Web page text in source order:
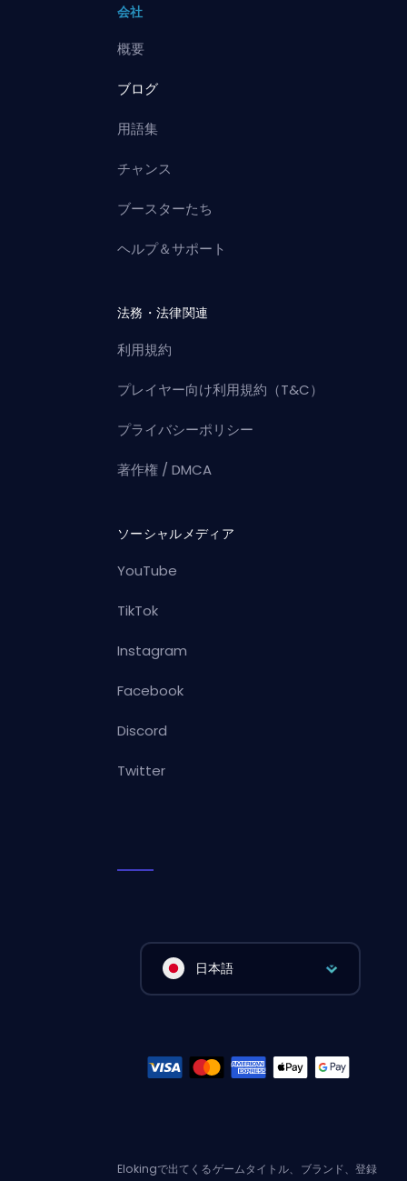
会社
概要
ブログ
用語集
チャンス
ブースターたち
ヘルプ＆サポート
法務・法律関連
利用規約
プレイヤー向け利用規約（T&C）
プライバシーポリシー
著作権 / DMCA
ソーシャルメディア
YouTube
TikTok
Instagram
Facebook
Discord
Twitter
日本語
Elokingで出てくるゲームタイトル、ブランド、登録